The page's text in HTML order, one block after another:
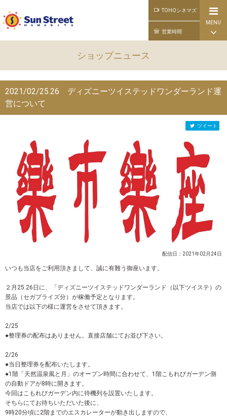
TOHOシネマズ
営業時間
MENU
公式ライン
ショップニュース
2021/02/25.26 ディズニーツイステッドワンダーランド運
営について
ツイート
配信日：2021年02月24日
いつも当店をご利用頂きまして、誠に有難う御座います。
２月25.26日に、「ディズニーツイステッドワンダーランド（以下ツイステ）の
景品（セガプライズ分）が稼働予定となります。
当店では以下の様に運営をさせて頂きます。
2/25
●整理券の配布はありません。直接店舗にてお並び下さい。
2/26
●当日整理券を配布いたします。
●1階「天然温泉風と月」のオープン時間に合わせて、1階こもれびガーデン側
の自動ドアが8時に開きます。
今回はこもれびガーデン内に待機列を設置いたします。
そちらにてお待ちいただいた後に、
9時20分頃に2階までのエスカレーターが動き出しますので、